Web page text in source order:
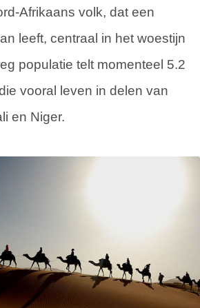
Afrikaans volk, dat een
leeft, centraal in het woestijn
populatie telt momenteel 5.2
vooral leven in delen van
en Niger.